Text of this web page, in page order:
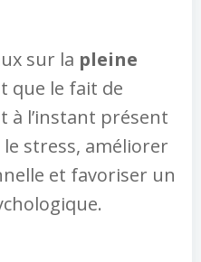
sur la pleine
que le fait de
à l’instant présent
stress, améliorer
et favoriser un